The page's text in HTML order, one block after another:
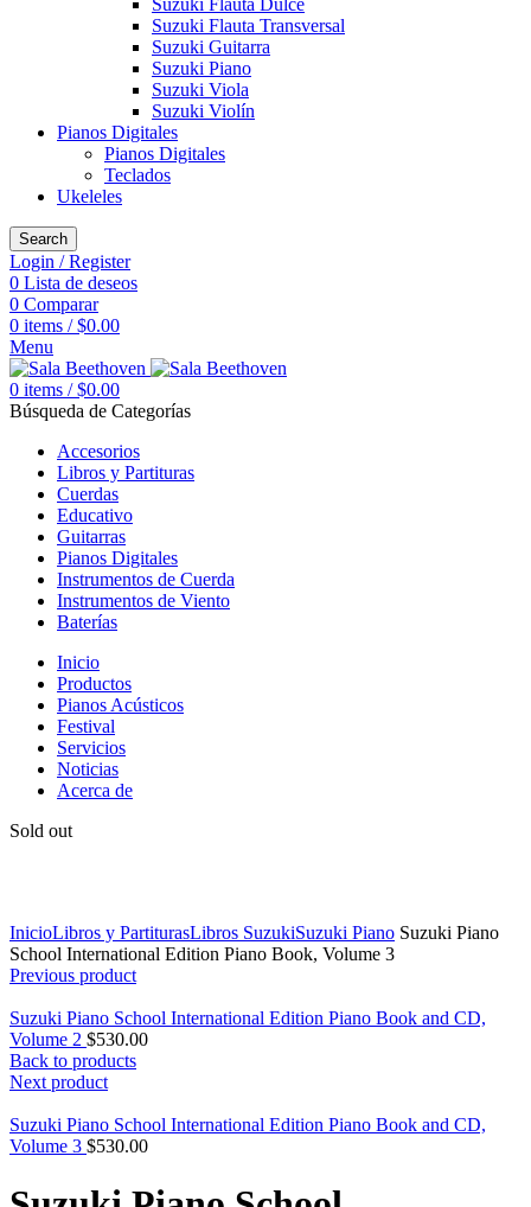
Suzuki Flauta Dulce
Suzuki Flauta Transversal
Suzuki Guitarra
Suzuki Piano
Suzuki Viola
Suzuki Violín
Pianos Digitales
Pianos Digitales
Teclados
Ukeleles
Search
Login / Register
0 Lista de deseos
0 Comparar
0 items / $0.00
Menu
0 items / $0.00
Búsqueda de Categorías
Accesorios
Libros y Partituras
Cuerdas
Educativo
Guitarras
Pianos Digitales
Instrumentos de Cuerda
Instrumentos de Viento
Baterías
Inicio
Productos
Pianos Acústicos
Festival
Servicios
Noticias
Acerca de
Sold out
InicioLibros y PartiturasLibros SuzukiSuzuki Piano Suzuki Piano
School International Edition Piano Book, Volume 3
Previous product
Suzuki Piano School International Edition Piano Book and CD,
Volume 2 $530.00
Back to products
Next product
Suzuki Piano School International Edition Piano Book and CD,
Volume 3 $530.00